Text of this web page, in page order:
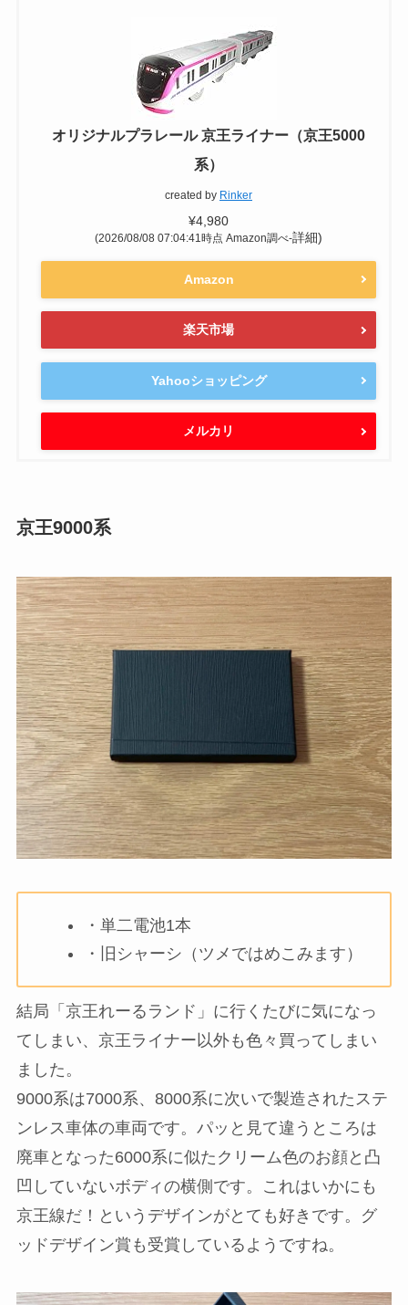
オリジナルプラレール 京王ライナー（京王5000
系）
created by Rinker
¥4,980
(2026/08/08 07:04:41時点 Amazon調べ-詳細)
Amazon
楽天市場
Yahooショッピング
メルカリ
京王9000系
・単二電池1本
・旧シャーシ（ツメではめこみます）
結局「京王れーるランド」に行くたびに気になっ
てしまい、京王ライナー以外も色々買ってしまい
ました。
9000系は7000系、8000系に次いで製造されたステ
ンレス車体の車両です。パッと見て違うところは
廃車となった6000系に似たクリーム色のお顔と凸
凹していないボディの横側です。これはいかにも
京王線だ！というデザインがとても好きです。グ
ッドデザイン賞も受賞しているようですね。